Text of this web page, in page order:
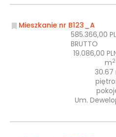
Mieszkanie nr B123_A
585.366,00
BRUTTO
19.086,00
m2
30.67
Um.